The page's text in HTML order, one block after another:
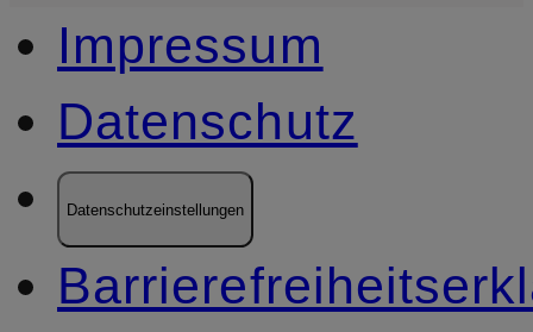
Impressum
Datenschutz
Datenschutzeinstellungen